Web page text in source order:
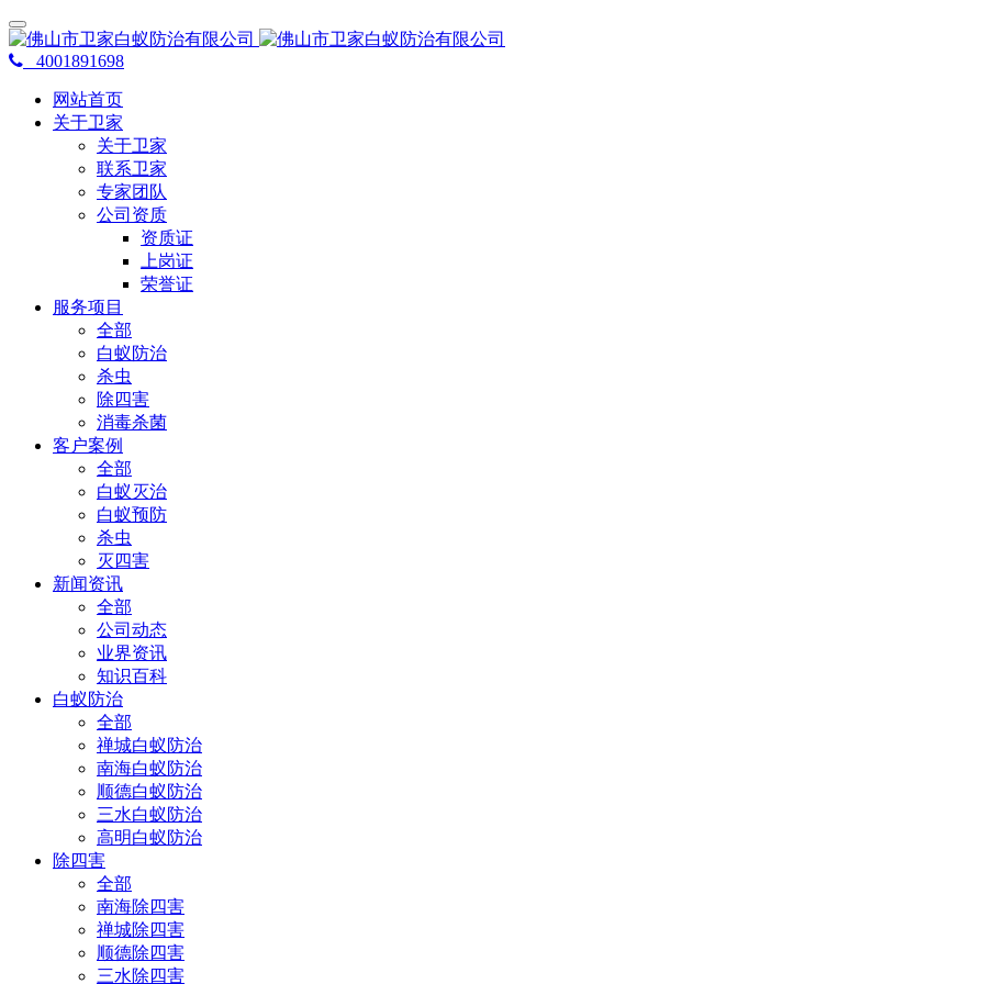
4001891698
网站首页
关于卫家
关于卫家
联系卫家
专家团队
公司资质
资质证
上岗证
荣誉证
服务项目
全部
白蚁防治
杀虫
除四害
消毒杀菌
客户案例
全部
白蚁灭治
白蚁预防
杀虫
灭四害
新闻资讯
全部
公司动态
业界资讯
知识百科
白蚁防治
全部
禅城白蚁防治
南海白蚁防治
顺德白蚁防治
三水白蚁防治
高明白蚁防治
除四害
全部
南海除四害
禅城除四害
顺德除四害
三水除四害